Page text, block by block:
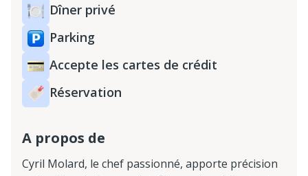
Dîner privé
Parking
Accepte les cartes de crédit
Réservation
A propos de
Cyril Molard, le chef passionné, apporte précision